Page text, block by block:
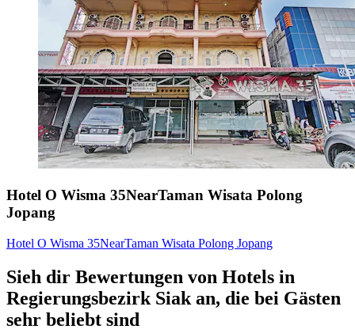
Hotel O Wisma 35NearTaman Wisata Polong
Jopang
Hotel O Wisma 35NearTaman Wisata Polong Jopang
Sieh dir Bewertungen von Hotels in
Regierungsbezirk Siak an, die bei Gästen
sehr beliebt sind